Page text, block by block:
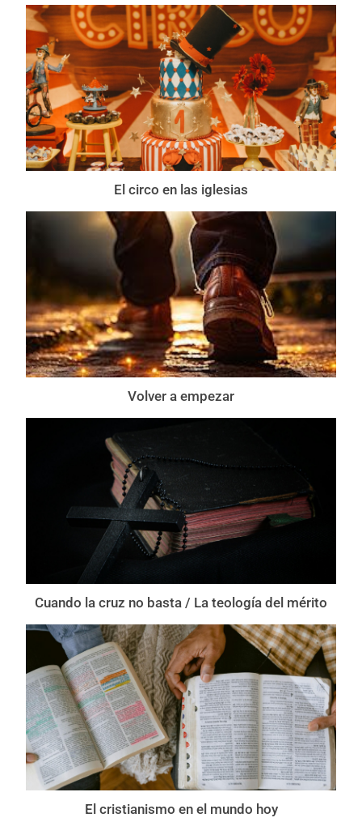
El circo en las iglesias
Volver a empezar
Cuando la cruz no basta / La teología del mérito
El cristianismo en el mundo hoy